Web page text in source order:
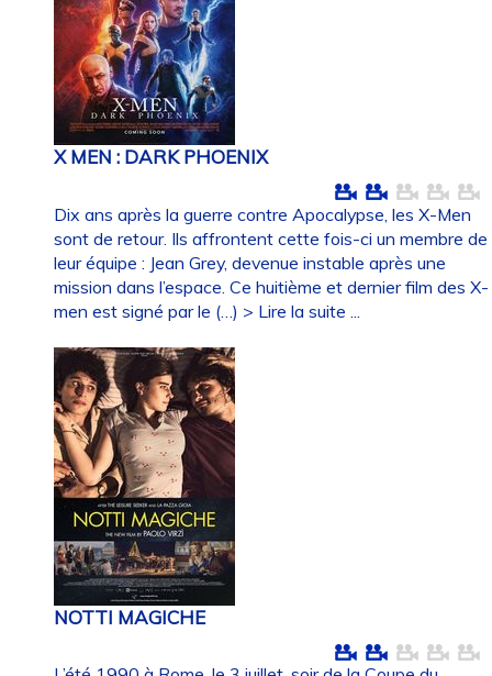
X MEN : DARK PHOENIX
Dix ans après la guerre contre Apocalypse, les X-Men
sont de retour. Ils affrontent cette fois-ci un membre de
leur équipe : Jean Grey, devenue instable après une
mission dans l’espace. Ce huitième et dernier film des X-
men est signé par le (…) > Lire la suite ...
NOTTI MAGICHE